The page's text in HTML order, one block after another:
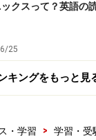
です。小学校
式に「英語」と
することはあり
受けて油断せず
クスって？英語の
25
キングをもっと見
・学習 > 学習・受